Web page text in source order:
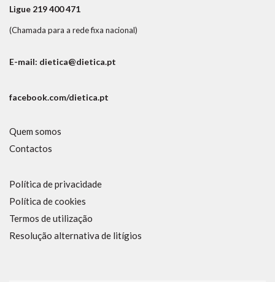
Ligue 219 400 471
(Chamada para a rede fixa nacional)
E-mail: dietica@dietica.pt
facebook.com/dietica.pt
Quem somos
Contactos
Política de privacidade
Política de cookies
Termos de utilização
Resolução alternativa de litígios